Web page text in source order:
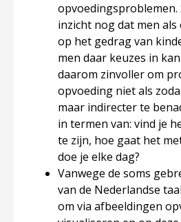
opvoedingsproblemen.
inzicht nog dat men
op het gedrag van
men daar keuzes in
daarom zinvoller om
opvoeding niet als
maar indirecter te
in termen van: vind je
te zijn, hoe gaat het
doe je elke dag?
Vanwege de soms
van de Nederlandse taal
om via afbeeldingen